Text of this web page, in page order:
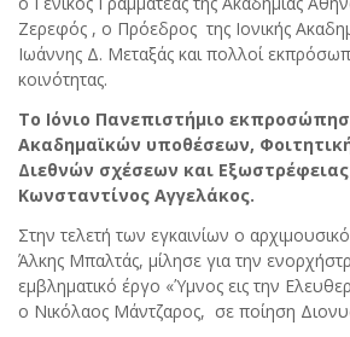
Ζερεφός , ο Πρόεδρος της Ιονικής
Ιωάννης Δ. Μεταξάς και πολλοί
κοινότητας.
Το Ιόνιο Πανεπιστήμιο
Ακαδημαϊκών υποθέσεων,
Διεθνών σχέσεων και
Κωνσταντίνος Αγγελάκος.
Στην τελετή των εγκαινίων ο
Άλκης Μπαλτάς, μίλησε για την
εμβληματικό έργο «Ύμνος εις την
ο Νικόλαος Μάντζαρος, σε ποίηση